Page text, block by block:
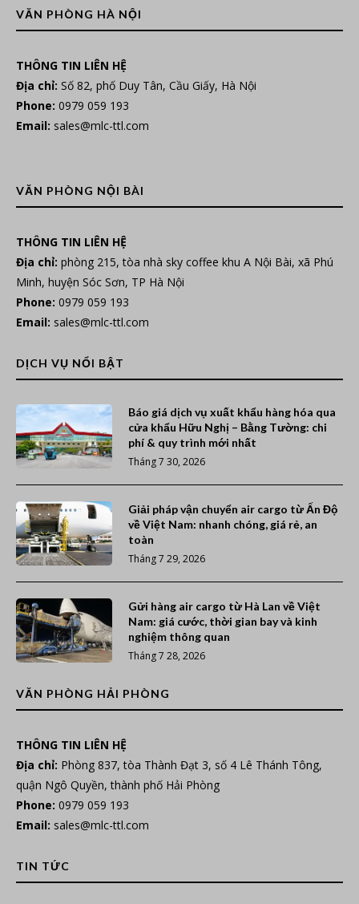
VĂN PHÒNG HÀ NỘI
THÔNG TIN LIÊN HỆ
Địa chỉ: Số 82, phố Duy Tân, Cầu Giấy, Hà Nội
Phone: 0979 059 193
Email: sales@mlc-ttl.com
VĂN PHÒNG NỘI BÀI
THÔNG TIN LIÊN HỆ
Địa chỉ: phòng 215, tòa nhà sky coffee khu A Nội Bài, xã Phú
Minh, huyện Sóc Sơn, TP Hà Nội
Phone: 0979 059 193
Email: sales@mlc-ttl.com
DỊCH VỤ NỔI BẬT
Báo giá dịch vụ xuất khẩu hàng hóa qua
cửa khẩu Hữu Nghị – Bằng Tường: chi
phí & quy trình mới nhất
Tháng 7 30, 2026
Giải pháp vận chuyển air cargo từ Ấn Độ
về Việt Nam: nhanh chóng, giá rẻ, an
toàn
Tháng 7 29, 2026
Gửi hàng air cargo từ Hà Lan về Việt
Nam: giá cước, thời gian bay và kinh
nghiệm thông quan
Tháng 7 28, 2026
VĂN PHÒNG HẢI PHÒNG
THÔNG TIN LIÊN HỆ
Địa chỉ: Phòng 837, tòa Thành Đạt 3, số 4 Lê Thánh Tông,
quận Ngô Quyền, thành phố Hải Phòng
Phone: 0979 059 193
Email: sales@mlc-ttl.com
TIN TỨC